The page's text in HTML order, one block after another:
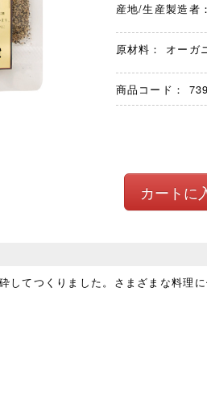
産地/生産製造者
原材料： オーガ
商品コード：
してつくりました。さまざまな料理